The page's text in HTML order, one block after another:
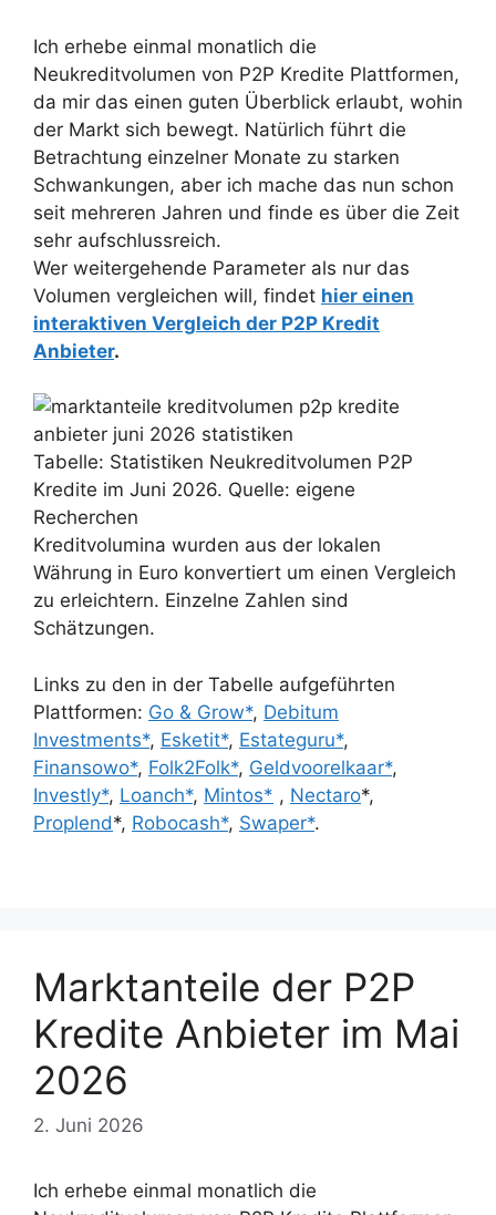
Ich erhebe einmal monatlich die
Neukreditvolumen von P2P Kredite Plattformen,
da mir das einen guten Überblick erlaubt, wohin
der Markt sich bewegt. Natürlich führt die
Betrachtung einzelner Monate zu starken
Schwankungen, aber ich mache das nun schon
seit mehreren Jahren und finde es über die Zeit
sehr aufschlussreich.
Wer weitergehende Parameter als nur das
Volumen vergleichen will, findet hier einen
interaktiven Vergleich der P2P Kredit
Anbieter.
Tabelle: Statistiken Neukreditvolumen P2P
Kredite im Juni 2026. Quelle: eigene
Recherchen
Kreditvolumina wurden aus der lokalen
Währung in Euro konvertiert um einen Vergleich
zu erleichtern. Einzelne Zahlen sind
Schätzungen.
Links zu den in der Tabelle aufgeführten
Plattformen: Go & Grow*, Debitum
Investments*, Esketit*, Estateguru*,
Finansowo*, Folk2Folk*, Geldvoorelkaar*,
Investly*, Loanch*, Mintos* , Nectaro*,
Proplend*, Robocash*, Swaper*.
Marktanteile der P2P
Kredite Anbieter im Mai
2026
2. Juni 2026
Ich erhebe einmal monatlich die